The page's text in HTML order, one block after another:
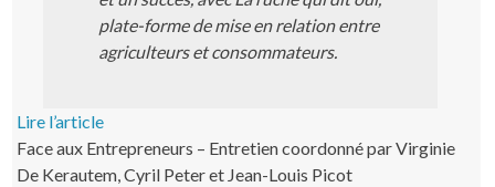
plate-forme de mise en relation entre
agriculteurs et consommateurs.
Lire l’article
Face aux Entrepreneurs – Entretien coordonné par Virginie
De Kerautem, Cyril Peter et Jean-Louis Picot